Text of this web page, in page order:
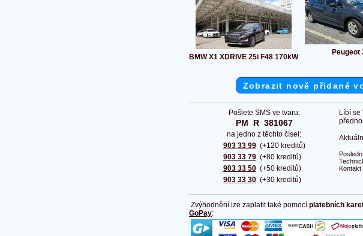
BMW X1 XDRIVE 25i F48 170kW
Peugeot
Zobrazit nově přidané
Pošlete SMS ve tvaru:
PM  R  381067
na jedno z těchto čísel:
903 33 99
903 33 79
903 33 50
903 33 30
(+120 kreditů)
(+80 kreditů)
(+50 kreditů)
(+30 kreditů)
Líbí se
Kontakt
Zvýhodnění lze zaplatit také pomocí platebních
GoPay: